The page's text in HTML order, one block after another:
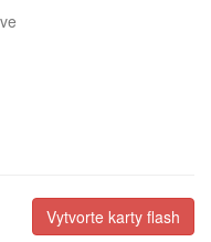
Vytvorte karty flash